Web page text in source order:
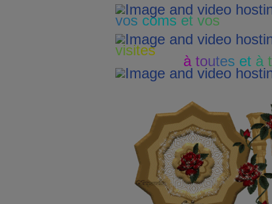
vos coms et vos
visites
à toutes et à t